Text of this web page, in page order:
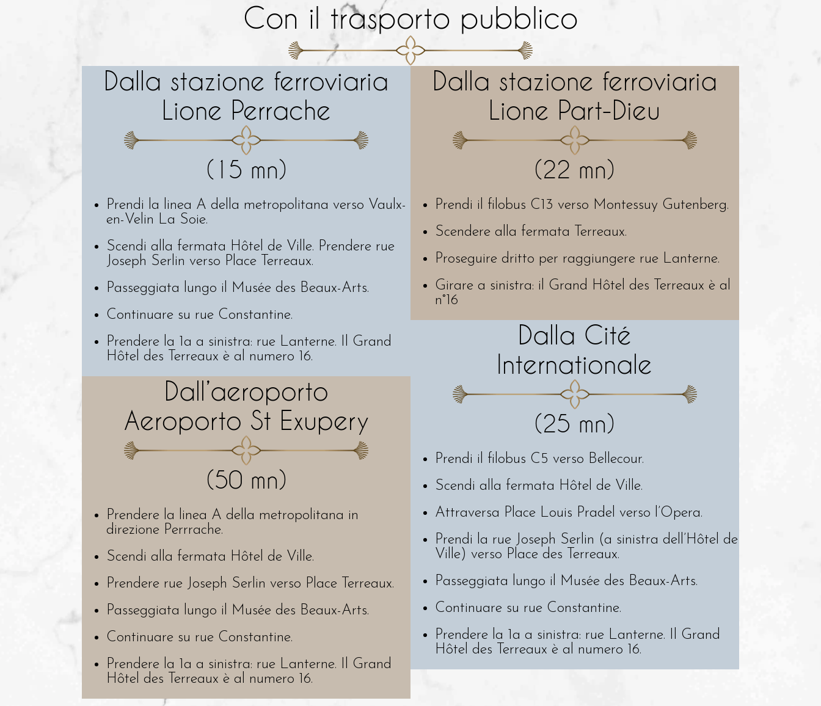
Con il trasporto pubblico
Dalla stazione ferroviaria
Lione Perrache
(15 mn)
Prendi la linea A della metropolitana verso Vaulx-
en-Velin La Soie.
Scendi alla fermata Hôtel de Ville. Prendere rue
Joseph Serlin verso Place Terreaux.
Passeggiata lungo il Musée des Beaux-Arts.
Continuare su rue Constantine.
Prendere la 1a a sinistra: rue Lanterne. Il Grand
Hôtel des Terreaux è al numero 16.
Dall’aeroporto
Aeroporto St Exupery
(50 mn)
Prendere la linea A della metropolitana in
direzione Perrrache.
Scendi alla fermata Hôtel de Ville.
Prendere rue Joseph Serlin verso Place Terreaux.
Passeggiata lungo il Musée des Beaux-Arts.
Continuare su rue Constantine.
Prendere la 1a a sinistra: rue Lanterne. Il Grand
Hôtel des Terreaux è al numero 16.
Dalla stazione ferroviaria
Lione Part-Dieu
(22 mn)
Prendi il filobus C13 verso Montessuy Gutenberg.
Scendere alla fermata Terreaux.
Proseguire dritto per raggiungere rue Lanterne.
Girare a sinistra: il Grand Hôtel des Terreaux è al
n°16
Dalla Cité
Internationale
(25 mn)
Prendi il filobus C5 verso Bellecour.
Scendi alla fermata Hôtel de Ville.
Attraversa Place Louis Pradel verso l’Opera.
Prendi la rue Joseph Serlin (a sinistra dell’Hôtel de
Ville) verso Place des Terreaux.
Passeggiata lungo il Musée des Beaux-Arts.
Continuare su rue Constantine.
Prendere la 1a a sinistra: rue Lanterne. Il Grand
Hôtel des Terreaux è al numero 16.